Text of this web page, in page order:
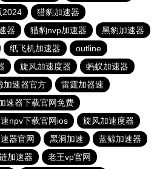
2024
猎豹加速器
器 猎豹nvp加速器
黑豹加速器
纸飞机加速器
outline
旋风加速度器
蚂蚁加速器
加速器官方
雷霆加器速
速器下载官网免费
npv下载官网ios
旋风加速度器
器官网 黑洞加速
蓝鲸加速器
加速器 老王vp官网